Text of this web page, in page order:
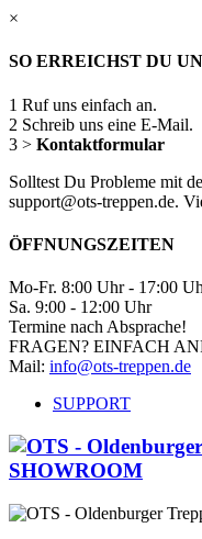
×
SO ERREICHST DU
1 Ruf uns einfach an.
2 Schreib uns eine E-Mail.
3 > Kontaktformular
Solltest Du Probleme mit
support@ots-treppen.de.
ÖFFNUNGSZEITEN
Mo-Fr. 8:00 Uhr - 17:00
Sa. 9:00 - 12:00 Uhr
Termine nach Absprache!
FRAGEN? EINFACH
Mail: info@ots-treppen.de
SUPPORT